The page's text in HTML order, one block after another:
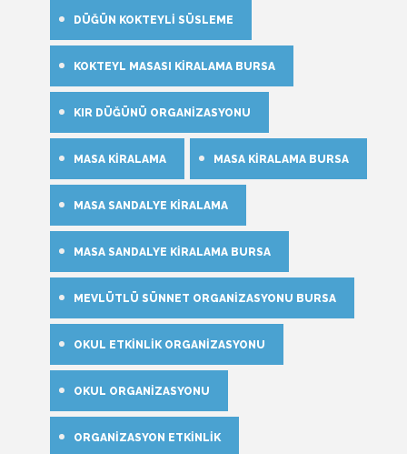
DÜĞÜN KOKTEYLI SÜSLEME
KOKTEYL MASASI KIRALAMA BURSA
KIR DÜĞÜNÜ ORGANIZASYONU
MASA KIRALAMA MASA KIRALAMA BURSA
MASA SANDALYE KIRALAMA
MASA SANDALYE KIRALAMA BURSA
MEVLÜTLÜ SÜNNET ORGANIZASYONU BURSA
OKUL ETKINLIK ORGANIZASYONU
OKUL ORGANIZASYONU
ORGANIZASYON ETKINLIK